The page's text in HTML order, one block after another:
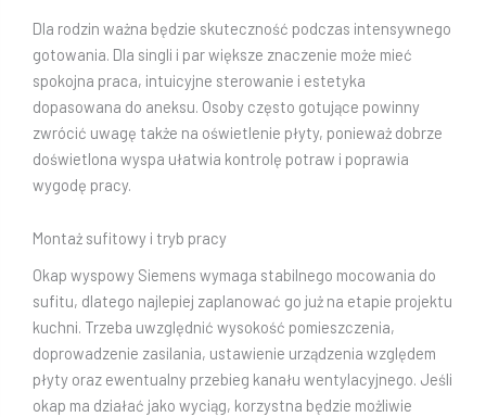
Dla rodzin ważna będzie skuteczność podczas intensywnego
gotowania. Dla singli i par większe znaczenie może mieć
spokojna praca, intuicyjne sterowanie i estetyka
dopasowana do aneksu. Osoby często gotujące powinny
zwrócić uwagę także na oświetlenie płyty, ponieważ dobrze
doświetlona wyspa ułatwia kontrolę potraw i poprawia
wygodę pracy.
Montaż sufitowy i tryb pracy
Okap wyspowy Siemens wymaga stabilnego mocowania do
sufitu, dlatego najlepiej zaplanować go już na etapie projektu
kuchni. Trzeba uwzględnić wysokość pomieszczenia,
doprowadzenie zasilania, ustawienie urządzenia względem
płyty oraz ewentualny przebieg kanału wentylacyjnego. Jeśli
okap ma działać jako wyciąg, korzystna będzie możliwie